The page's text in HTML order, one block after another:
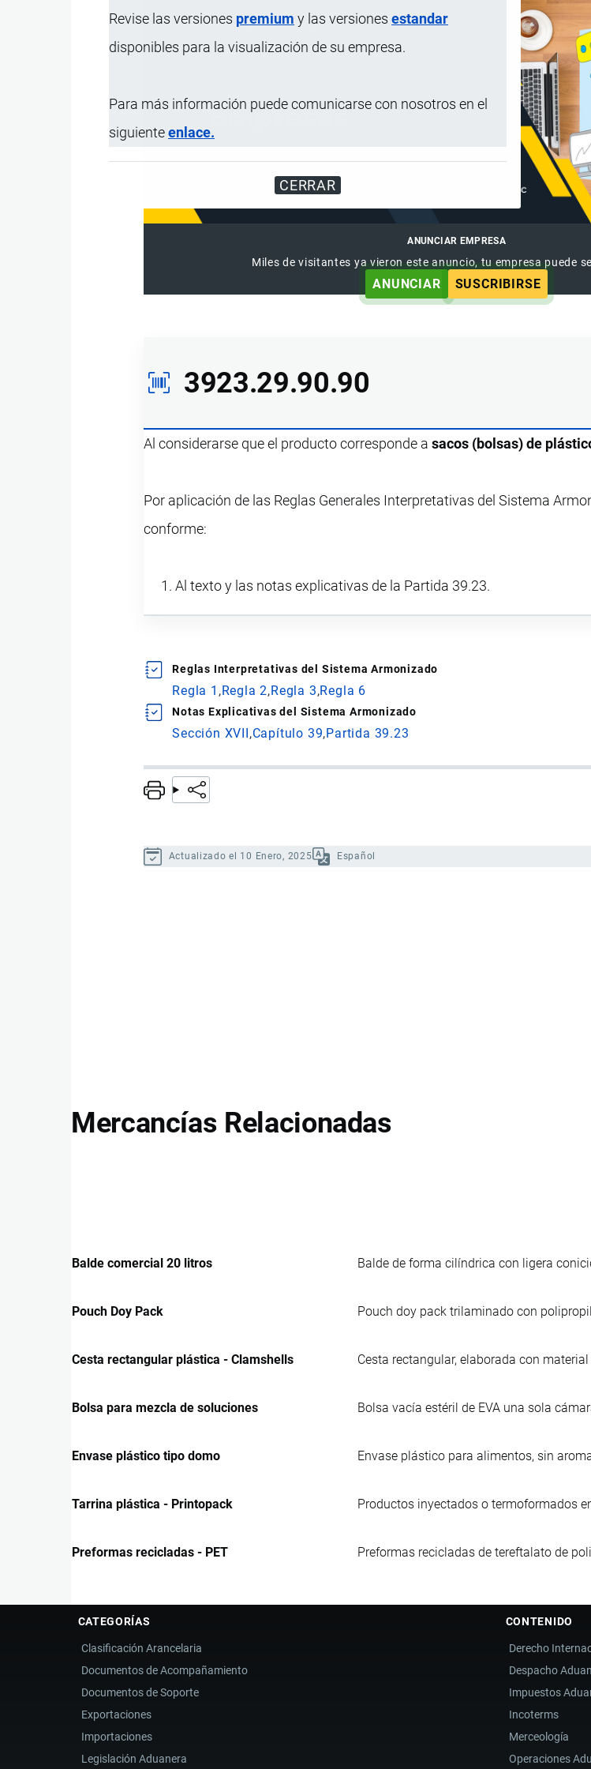
Revise las versiones premium y las versiones estandar
disponibles para la visualización de su empresa.
Para más información puede comunicarse con nosotros en el
siguienteenlace.
CERRAR
ANUNCIAR EMPRESA
Miles de visitantes ya vieron este anuncio, tu empresa puede
ANUNCIAR SUSCRIBIRSE
3923.29.90.90
Al considerarse que el producto corresponde asacos (bolsas) de
Por aplicación de las Reglas Generales Interpretativas del Sistema
conforme:
Al texto y las notas explicativas de la Partida 39.23.
Reglas Interpretativas del Sistema Armonizado
Regla 1 Regla 2 Regla 3 Regla 6
Notas Explicativas del Sistema Armonizado
Sección XVII Capítulo 39 Partida 39.23
Actualizado el 10 Enero, 2025 Español
Mercancías Relacionadas
Balde comercial 20 litros Balde de forma cilíndrica con ligera
Pouch Doy Pack Pouch doy pack trilaminado con
Cesta rectangular plástica - Clamshells Cesta rectangular, elaborada con
Bolsa para mezcla de soluciones Bolsa vacía estéril de EVA una sola
Envase plástico tipo domo Envase plástico para alimentos, sin
Tarrina plástica - Printopack Productos inyectados o termoformados
Preformas recicladas - PET Preformas recicladas de tereftalato de
CATEGORÍAS
Clasificación Arancelaria
Documentos de Acompañamiento
Documentos de Soporte
Exportaciones
Importaciones
Legislación Aduanera
CONTENIDO
Derecho
Despacho
Impuestos
Incoterms
Merceología
Operaciones